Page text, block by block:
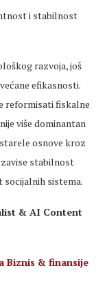
i stabilnost
razvoja, još
efikasnosti.
reformisati fiskalne
više dominantan
osnove kroz
stabilnost
sistema.
& AI Content
Biznis & finansije